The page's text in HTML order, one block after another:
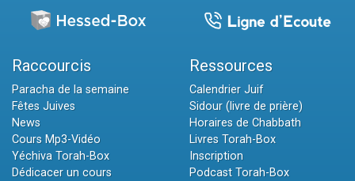
Raccourcis
Paracha de la semaine
Fêtes Juives
News
Cours Mp3-Vidéo
Yéchiva Torah-Box
Dédicacer un cours
Ressources
Calendrier Juif
Sidour (livre de prière)
Horaires de Chabbath
Livres Torah-Box
Inscription
Podcast Torah-Box